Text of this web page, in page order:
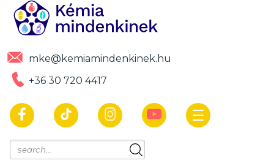
mke@kemiamindenkinek.hu
+36 30 720 4417